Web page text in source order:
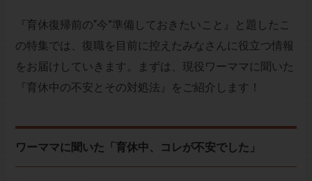
『育休復帰前の“今”準備しておきたいこと』と題したこ
の特集では、復職を目前に控えたみなさんに役立つ情報
をお届けしていきます。まずは、現役ワーママに聞いた
『育休中の不安とその対処法』をご紹介します！
ワーママに聞いた「育休中、コレが不安でした」